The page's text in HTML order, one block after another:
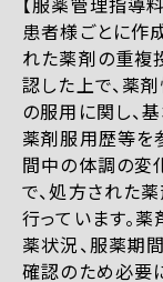
患者様ごとに作
れた薬剤の重複
認した上で、薬
の服用に関し、
薬剤服用歴等を
間中の体調の変
で、処方された
行っています。
薬状況、服薬期
確認のため必要